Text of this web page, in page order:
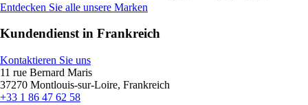
Entdecken Sie alle unsere Marken
Kundendienst in Frankreich
Kontaktieren Sie uns
11 rue Bernard Maris
37270 Montlouis-sur-Loire, Frankreich
+33 1 86 47 62 58